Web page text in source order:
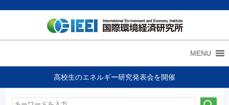
MENU
高校生のエネルギー研究発表会を開催